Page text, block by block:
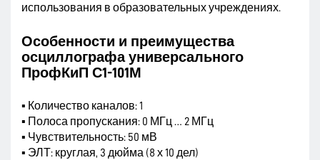
использования в образовательных учреждениях.
Особенности и преимущества
осциллографа универсального
ПрофКиП С1-101М
▪ Количество каналов: 1
▪ Полоса пропускания: 0 МГц … 2 МГц
▪ Чувствительность: 50 мВ
▪ ЭЛТ: круглая, 3 дюйма (8 х 10 дел)